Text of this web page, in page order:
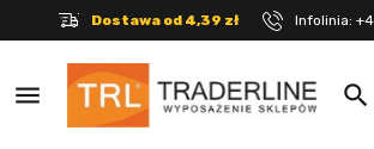
Dostawa od 4,39 zł Infolinia:
menu search